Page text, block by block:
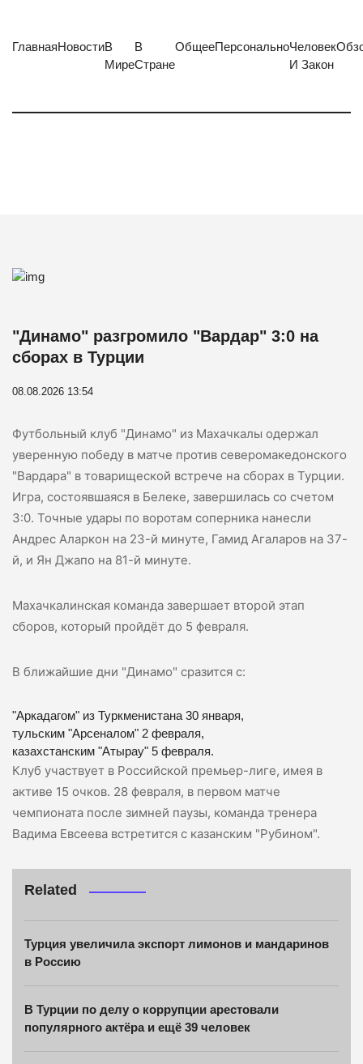
ГлавнаяНовостиВ
Мире
В
Стране
ОбщееПерсональноЧеловек
И Закон
"Динамо" разгромило "Вардар" 3:0 на
сборах в Турции
08.08.2026 13:54
Футбольный клуб "Динамо" из Махачкалы одержал
уверенную победу в матче против северомакедонского
"Вардара" в товарищеской встрече на сборax в Турции.
Игра, состоявшаяся в Белеке, завершилась со счетом
3:0. Точные удары по воротам соперника нанесли
Андрес Аларкон на 23-й минуте, Гамид Агаларов на 37-
й, и Ян Джапо на 81-й минуте.
Махачкалинская команда завершает второй этап
сборов, который пройдёт до 5 февраля.
В ближайшие дни "Динамо" сразится с:
"Аркадагом" из Туркменистана 30 января,
тульским "Арсеналом" 2 февраля,
казахстанским "Атырау" 5 февраля.
Клуб участвует в Российской премьер-лиге, имея в
активе 15 очков. 28 февраля, в первом матче
чемпионата после зимней паузы, команда тренера
Вадима Евсеева встретится с казанским "Рубином".
Related
Турция увеличила экспорт лимонов и мандаринов
в Россию
В Турции по делу о коррупции арестовали
популярного актёра и ещё 39 человек